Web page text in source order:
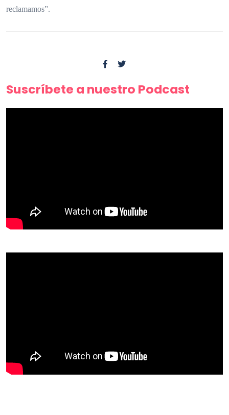
reclamamos”.
Suscríbete a nuestro Podcast